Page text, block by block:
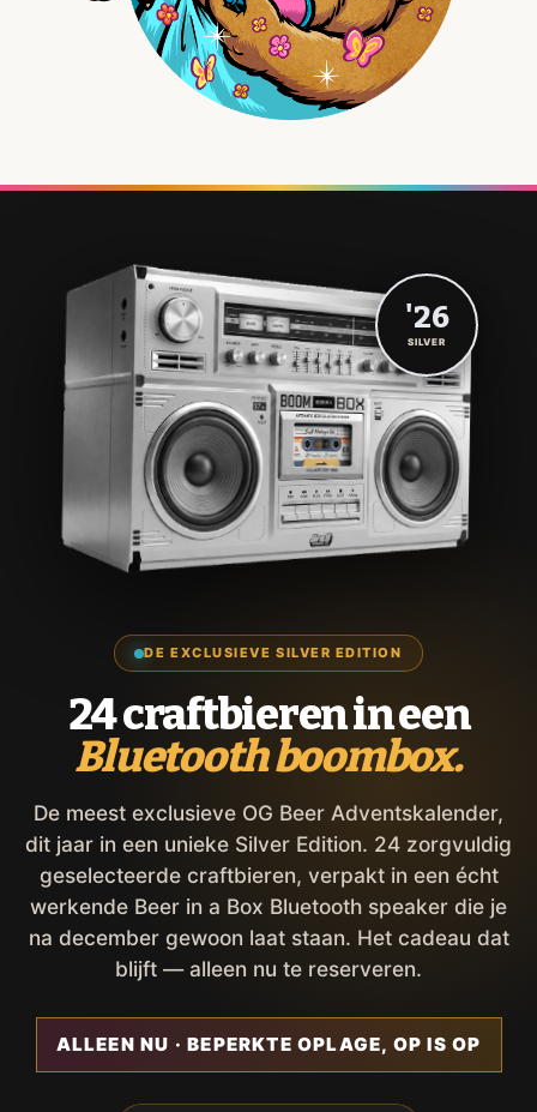
DE EXCLUSIEVE SILVER EDITION
24 craftbieren in een
Bluetooth boombox.
De meest exclusieve OG Beer Adventskalender,
dit jaar in een unieke Silver Edition. 24 zorgvuldig
geselecteerde craftbieren, verpakt in een écht
werkende Beer in a Box Bluetooth speaker die je
na december gewoon laat staan. Het cadeau dat
blijft — alleen nu te reserveren.
ALLEEN NU · BEPERKTE OPLAGE, OP IS OP
'26
SILVER